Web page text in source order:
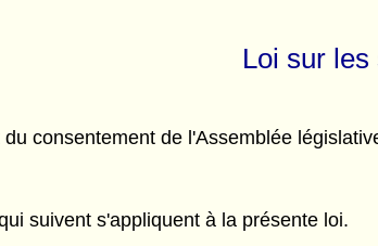
Loi sur
consentement de l'Assemblée
suivent s'appliquent à la présente loi.